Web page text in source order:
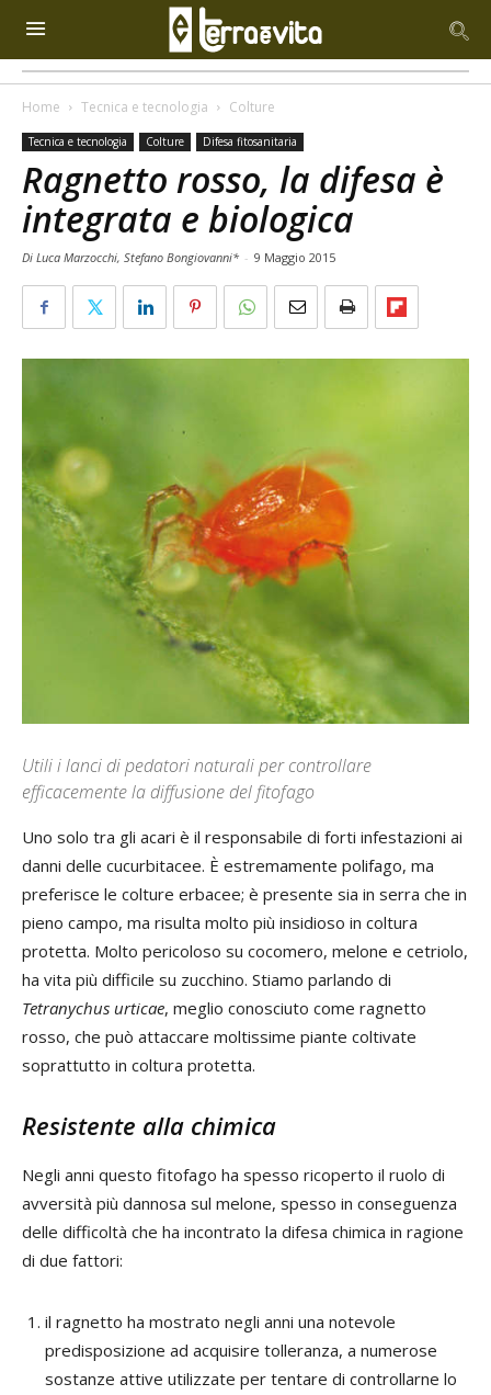
Home Tecnica e tecnologia Colture
Tecnica e tecnologia Colture Difesa fitosanitaria
Ragnetto rosso, la difesa è
integrata e biologica
Di Luca Marzocchi, Stefano Bongiovanni* - 9 Maggio 2015
Utili i lanci di pedatori naturali per controllare
efficacemente la diffusione del fitofago
Uno solo tra gli acari è il responsabile di forti infestazioni ai
danni delle cucurbitacee. È estremamente polifago, ma
preferisce le colture erbacee; è presente sia in serra che in
pieno campo, ma risulta molto più insidioso in coltura
protetta. Molto pericoloso su cocomero, melone e cetriolo,
ha vita più difficile su zucchino. Stiamo parlando di
Tetranychus urticae, meglio conosciuto come ragnetto
rosso, che può attaccare moltissime piante coltivate
soprattutto in coltura protetta.
Resistente alla chimica
Negli anni questo fitofago ha spesso ricoperto il ruolo di
avversità più dannosa sul melone, spesso in conseguenza
delle difficoltà che ha incontrato la difesa chimica in ragione
di due fattori:
il ragnetto ha mostrato negli anni una notevole
predisposizione ad acquisire tolleranza, a numerose
sostanze attive utilizzate per tentare di controllarne lo